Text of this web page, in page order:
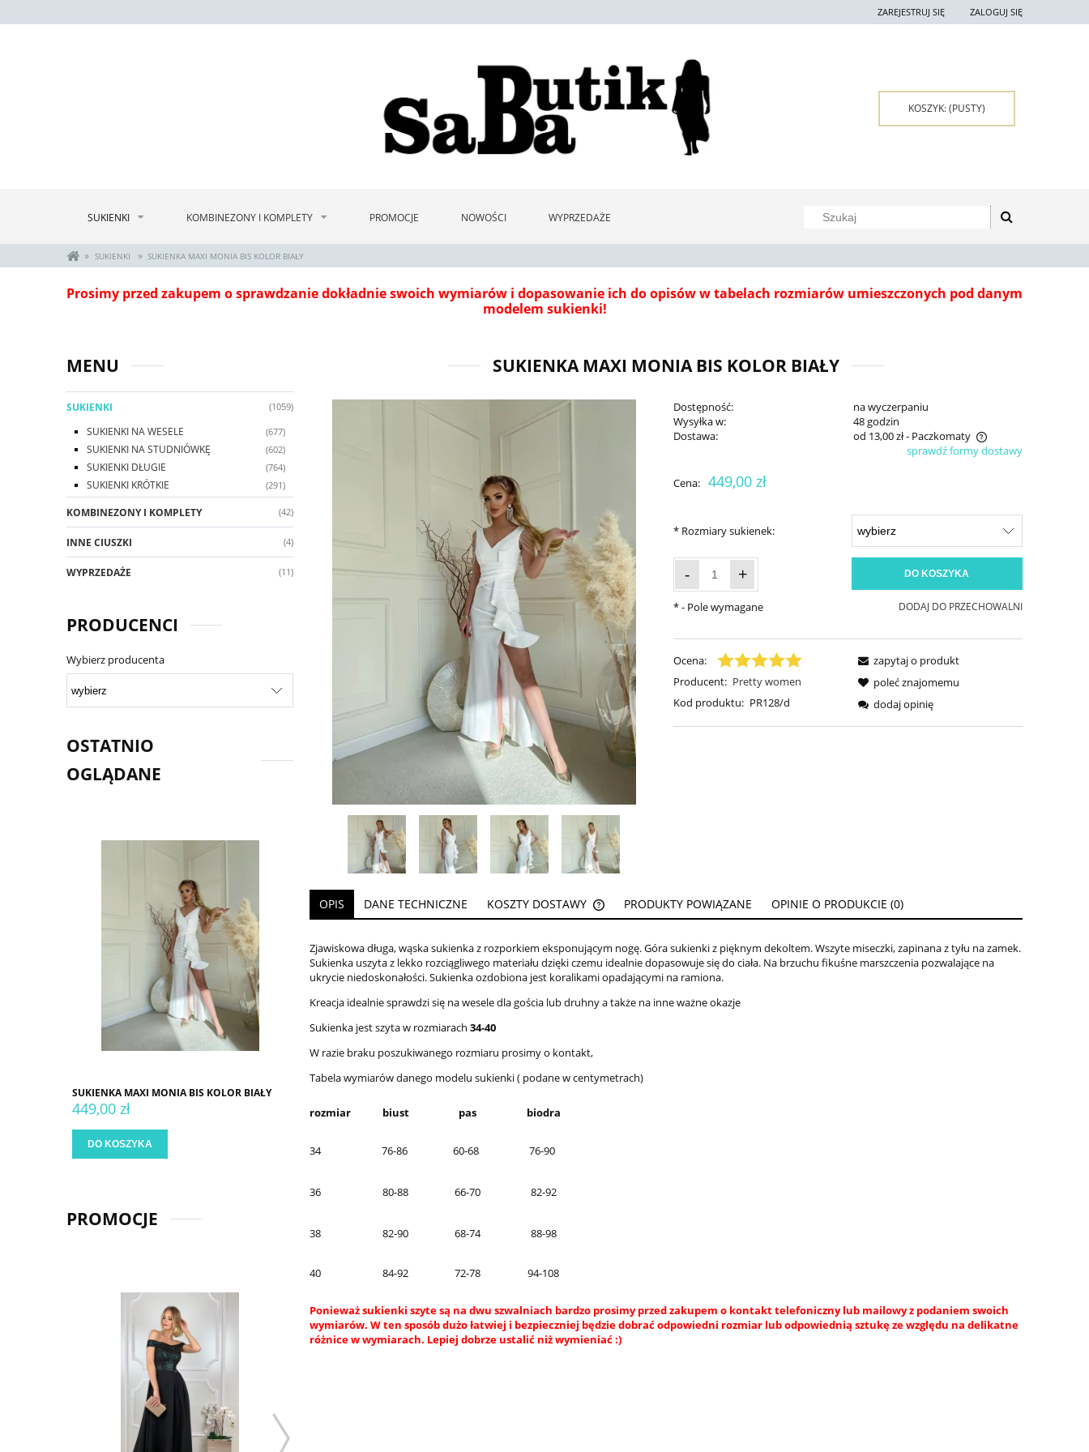
ZAREJESTRUJ SIĘ ZALOGUJ SIĘ
KOSZYK:(PUSTY)
SUKIENKI KOMBINEZONY I KOMPLETY PROMOCJE NOWOŚCI WYPRZEDAŻE
» SUKIENKI » SUKIENKA MAXI MONIA BIS KOLOR BIAŁY
Prosimy przed zakupem o sprawdzanie dokładnie swoich wymiarów i dopasowanie ich do opisów w tabelach rozmiarów umieszczonych pod danym
modelem sukienki!
MENU
SUKIENKI (1059)
SUKIENKI NA WESELE (677)
SUKIENKI NA STUDNIÓWKĘ (602)
SUKIENKI DŁUGIE (764)
SUKIENKI KRÓTKIE (291)
KOMBINEZONY I KOMPLETY (42)
INNE CIUSZKI (4)
WYPRZEDAŻE (11)
PRODUCENCI
Wybierz producenta
OSTATNIO
OGLĄDANE
SUKIENKA MAXI MONIA BIS KOLOR BIAŁY
449,00 zł
DO KOSZYKA
PROMOCJE
SUKIENKA MAXI MONIA BIS KOLOR BIAŁY
Dostępność:
na wyczerpaniu
Wysyłka w:
48 godzin
Dostawa:
od 13,00 zł- Paczkomaty
sprawdź formy dostawy
Cena: 449,00 zł
* Rozmiary sukienek:
- + DO KOSZYKA
DODAJ DO PRZECHOWALNI
*- Pole wymagane
Ocena:
Producent: Pretty women
Kod produktu: PR128/d
zapytaj o produkt
poleć znajomemu
dodaj opinię
OPIS DANE TECHNICZNE KOSZTY DOSTAWY
CENA NIE ZAWIERA EWENTUALNYCH
KOSZTÓW PŁATNOŚCI
PRODUKTY POWIĄZANE OPINIE O PRODUKCIE (0)
Zjawiskowa długa, wąska sukienka z rozporkiem eksponującym nogę. Góra sukienki z pięknym dekoltem. Wszyte miseczki, zapinana z tyłu na zamek.
Sukienka uszyta z lekko rozciągliwego materiału dzięki czemu idealnie dopasowuje się do ciała. Na brzuchu fikuśne marszczenia pozwalające na
ukrycie niedoskonałości. Sukienka ozdobiona jest koralikami opadającymi na ramiona.
Kreacja idealnie sprawdzi się na wesele dla gościa lub druhny a także na inne ważne okazje
Sukienka jest szyta w rozmiarach 34-40
W razie braku poszukiwanego rozmiaru prosimy o kontakt,
Tabela wymiarów danego modelu sukienki ( podane w centymetrach)
rozmiar biust pas biodra
34 76-86 60-68 76-90
36 80-88 66-70 82-92
38 82-90 68-74 88-98
40 84-92 72-78 94-108
Ponieważ sukienki szyte są na dwu szwalniach bardzo prosimy przed zakupem o kontakt telefoniczny lub mailowy z podaniem swoich
wymiarów. W ten sposób dużo łatwiej i bezpieczniej będzie dobrać odpowiedni rozmiar lub odpowiednią sztukę ze względu na delikatne
różnice w wymiarach. Lepiej dobrze ustalić niż wymieniać :)